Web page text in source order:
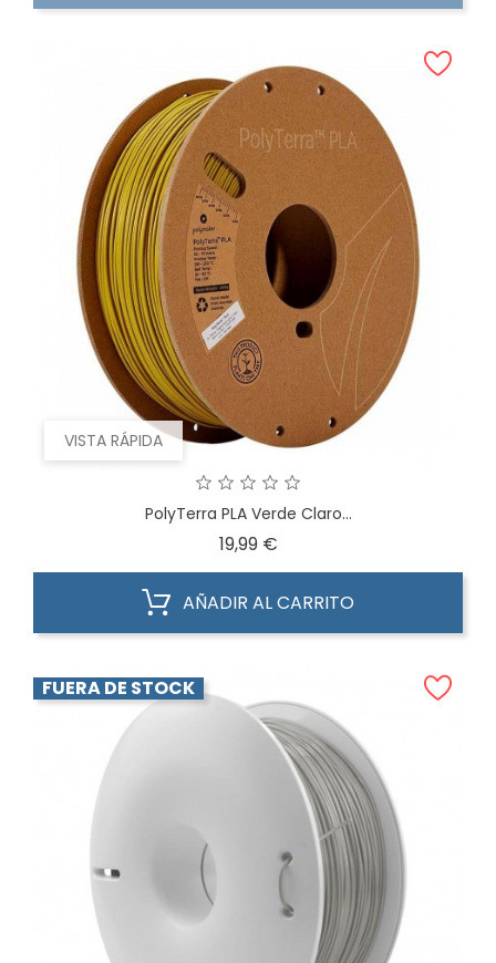
VISTA RÁPIDA
PolyTerra PLA Verde Claro...
19,99 €Precio
AÑADIR AL CARRITO
FUERA DE STOCK